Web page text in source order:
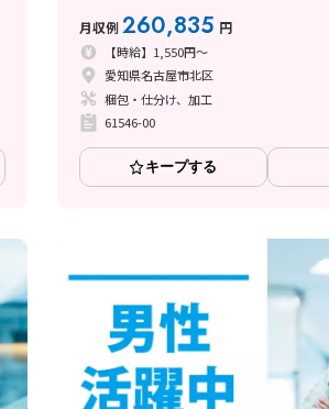
月収例260,835 円
【時給】1,550円～
愛知県名古屋市北区
梱包・仕分け、加工
61546-00
キープする